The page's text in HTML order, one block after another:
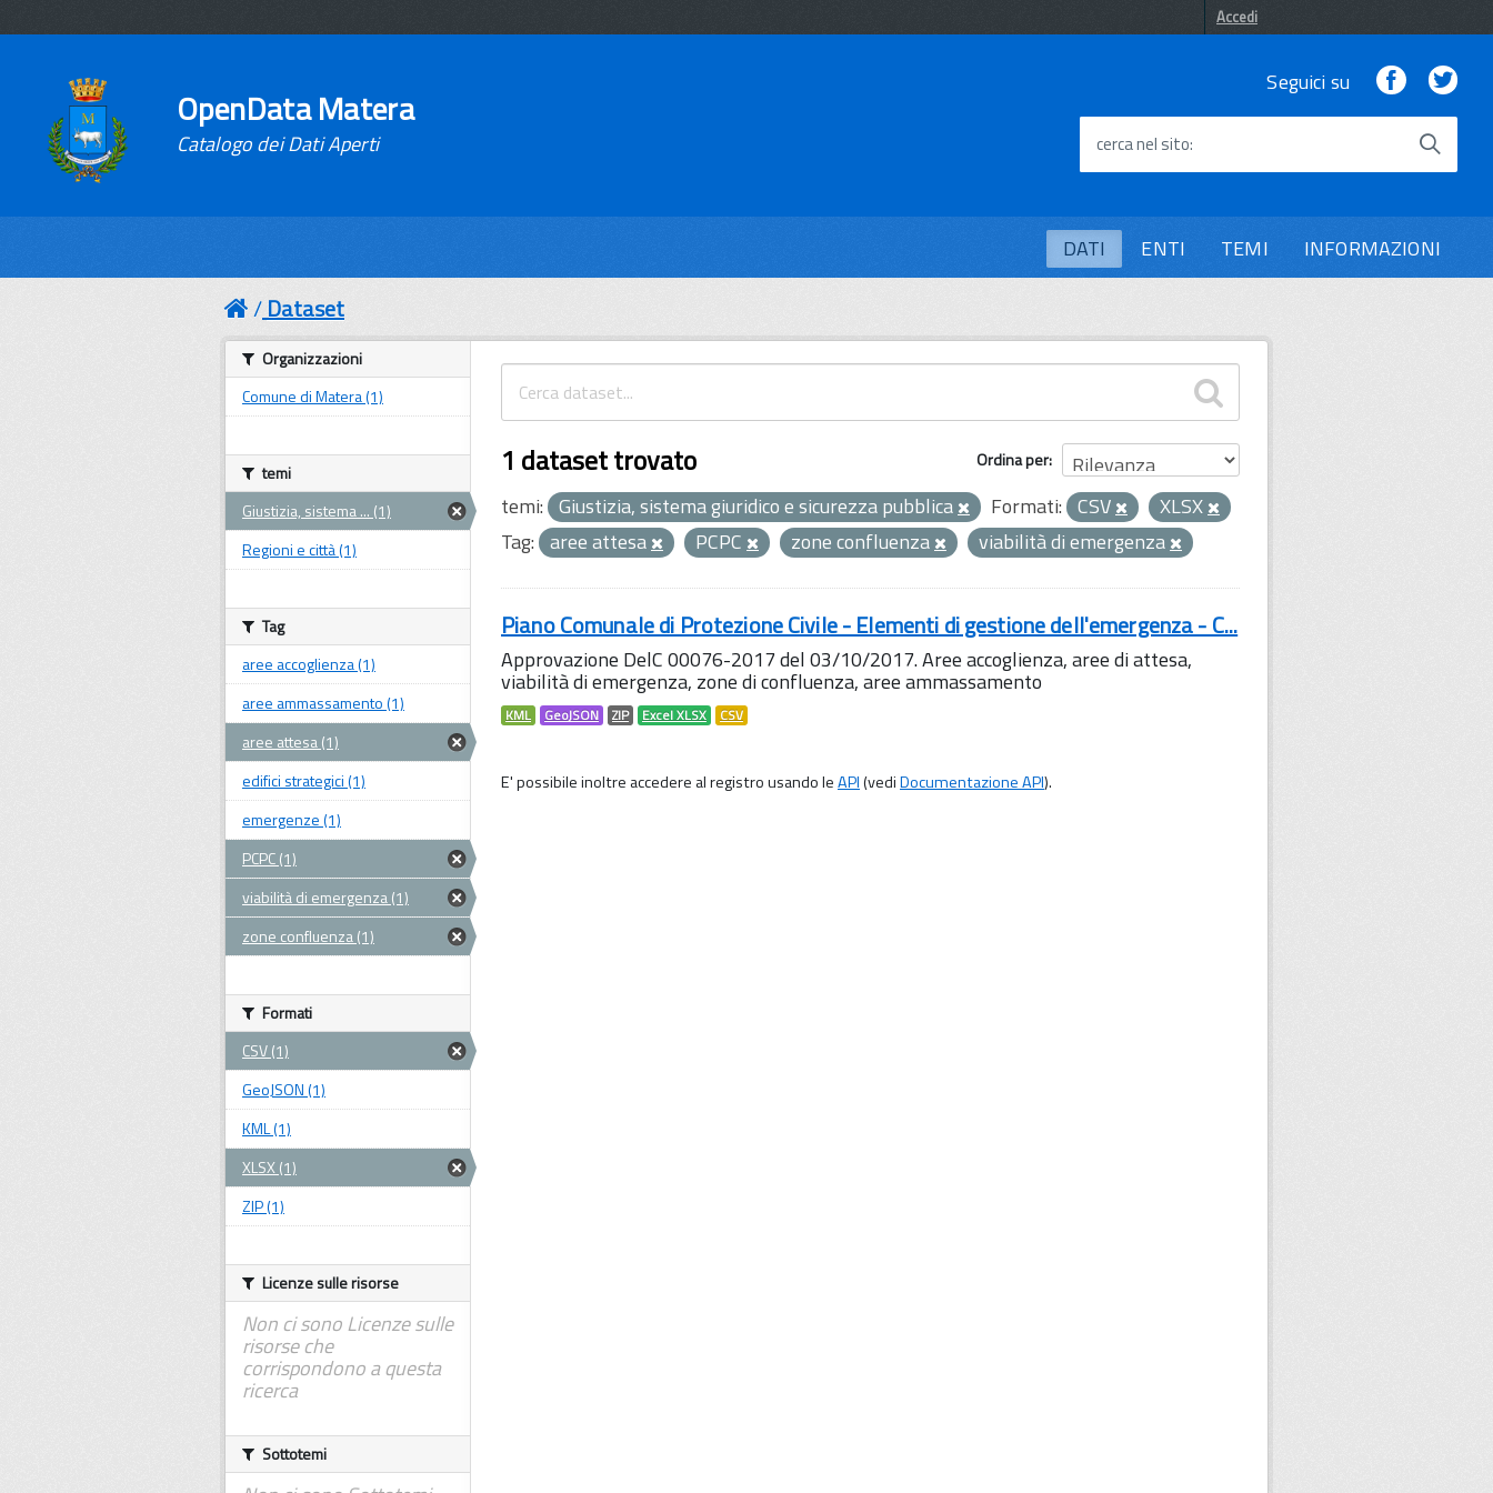
Accedi
OpenData Matera
Catalogo dei Dati Aperti
Seguici su Facebook
cerca nel sito
DATI ENTI TEMI INFORMAZIONI
Dataset
Ordina per
1 dataset trovato
temi: Giustizia, sistema giuridico e sicurezza pubblica Formati: CSV
XLSX
Tag: aree attesa PCPC zone confluenza viabilità di emergenza
Piano Comunale di Protezione Civile - Elementi di gestione dell'emergenza - C...
Approvazione DelC 00076-2017 del 03/10/2017. Aree accoglienza, aree di attesa,
viabilità di emergenza, zone di confluenza, aree ammassamento
KML GeoJSON ZIP Excel XLSX CSV
E' possibile inoltre accedere al registro usando leAPI(vediDocumentazione API).
Organizzazioni
Comune di Matera (1)
temi
Giustizia, sistema ... (1)
Regioni e città (1)
Tag
aree accoglienza (1)
aree ammassamento (1)
aree attesa (1)
edifici strategici (1)
emergenze (1)
PCPC (1)
viabilità di emergenza (1)
zone confluenza (1)
Formati
CSV (1)
GeoJSON (1)
KML (1)
XLSX (1)
ZIP (1)
Licenze sulle risorse
Non ci sono Licenze sulle
risorse che
corrispondono a questa
ricerca
Sottotemi